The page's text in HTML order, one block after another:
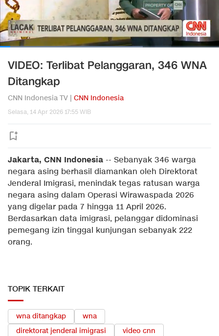
VIDEO: Terlibat Pelanggaran, 346 WNA
Ditangkap
CNN Indonesia TV | CNN Indonesia
Selasa, 14 Apr 2026 17:55 WIB
Jakarta, CNN Indonesia -- Sebanyak 346 warga
negara asing berhasil diamankan oleh Direktorat
Jenderal Imigrasi, menindak tegas ratusan warga
negara asing dalam Operasi Wirawaspada 2026
yang digelar pada 7 hingga 11 April 2026.
Berdasarkan data imigrasi, pelanggar didominasi
pemegang izin tinggal kunjungan sebanyak 222
orang.
TOPIK TERKAIT
wna ditangkap
wna
direktorat jenderal imigrasi
video cnn